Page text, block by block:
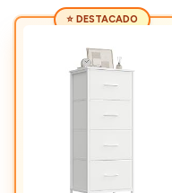
⭐ DESTACADO